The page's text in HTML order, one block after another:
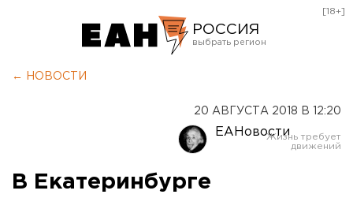
РОССИЯ
Оренбург
[18+]
← НОВОСТИ
20 АВГУСТА 2018 В 12:20
ЕАНовости
В Екатеринбурге